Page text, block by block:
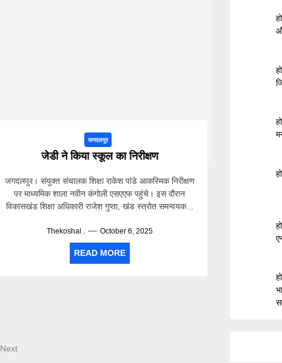
जगदलपुर
जेडी ने किया स्कूल का निरीक्षण
जगदलपुर। संयुक्त संचालक शिक्षा राकेश पांडे आकस्मिक निरीक्षण
पर माध्यमिक शाला नवीन कंगोली एसएएफ पहुंचे। इस दौरान
विकासखंड शिक्षा अधिकारी राजेश गुप्ता, खंड स्त्रोत समन्वयक...
Thekoshal . October 6, 2025
READ MORE
Next